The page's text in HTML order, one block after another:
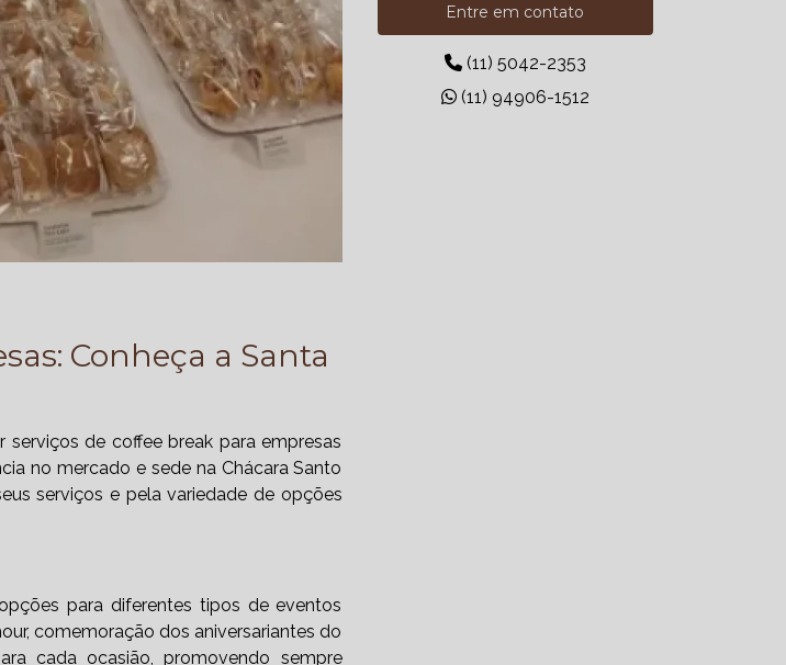
Conheça a Santa
de coffee break para empresas
no mercado e sede na Chácara Santo
serviços e pela variedade de opções
para diferentes tipos de eventos
comemoração dos aniversariantes do
cada ocasião, promovendo sempre
BUFFETS PARA COQUETÉIS
CORPORATIVOS
BUFFETS PARA EMPRESAS
Entre em contato
(11) 5042-2353
(11) 94906-1512